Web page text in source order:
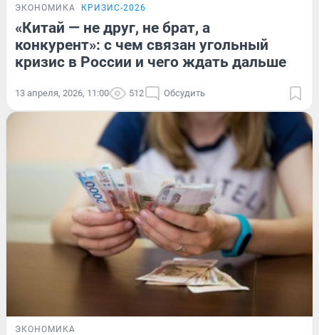
ЭКОНОМИКА КРИЗИС-2026
«Китай — не друг, не брат, а
конкурент»: с чем связан угольный
кризис в России и чего ждать дальше
13 апреля, 2026, 11:00 512 Обсудить
ЭКОНОМИКА